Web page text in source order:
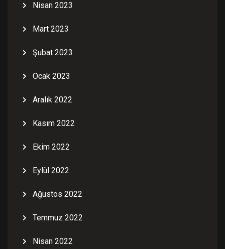
Nisan 2023
Mart 2023
Şubat 2023
Ocak 2023
Aralık 2022
Kasım 2022
Ekim 2022
Eylül 2022
Ağustos 2022
Temmuz 2022
Nisan 2022